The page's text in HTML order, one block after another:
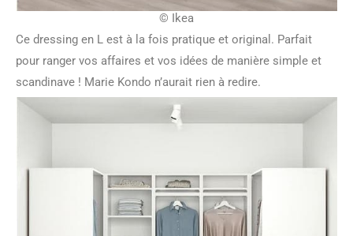
© Ikea
Ce dressing en L est à la fois pratique et original. Parfait
pour ranger vos affaires et vos idées de manière simple et
scandinave ! Marie Kondo n’aurait rien à redire.